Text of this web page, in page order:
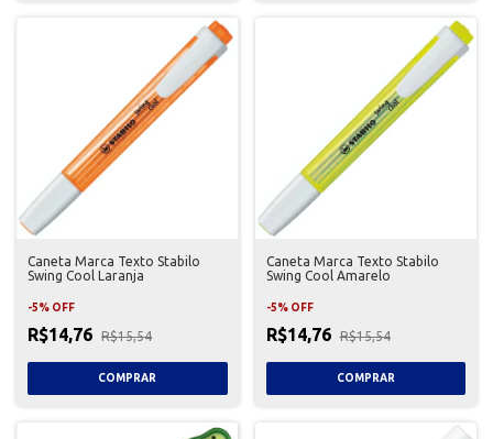
Caneta Marca Texto Stabilo
Swing Cool Laranja
-5% OFF
R$14,76 R$15,54
Caneta Marca Texto Stabilo
Swing Cool Amarelo
-5% OFF
R$14,76 R$15,54